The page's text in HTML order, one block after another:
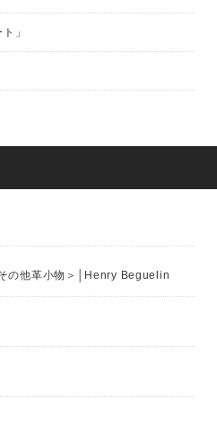
」
の他革小物＞│Henry Beguelin